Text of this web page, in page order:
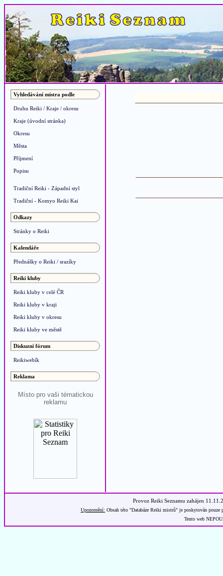
Vyhledávání mistra podle
Druhu Reiki / Kraje / okresu
Kraje (úvodní stránka)
Okresu
Města
Příjmení
Popisu
Tradiční Reiki - Západní styl
Tradiční - Komyo Reiki Kai
Odkazy
Stránky o Reiki
Kalendáře
Přednášky o Reiki / srazíky
Reiki kluby
Reiki kluby v celé ČR
Reiki kluby v kraji
Reiki kluby v okresu
Reiki kluby ve městě
Diskuzní fórum
Reikiwebík
Reklama
Místo pro vaši tématickou
reklamu
Provoz Reiki Seznamu zahájen
Upozornění: Obsah této "Databáze Reiki mistrů" je poskytován
Tento web